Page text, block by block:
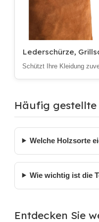
Lederschürze,
Schützt Ihre Kleidung
Häufig
Welche Holzsorte
Wie wichtig ist die
Entdecken Sie